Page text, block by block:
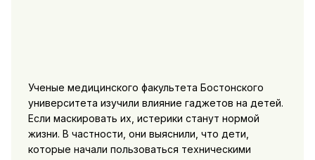
Ученые медицинского факультета Бостонского
университета изучили влияние гаджетов на детей.
Если маскировать их, истерики станут нормой
жизни. В частности, они выяснили, что дети,
которые начали пользоваться техническими